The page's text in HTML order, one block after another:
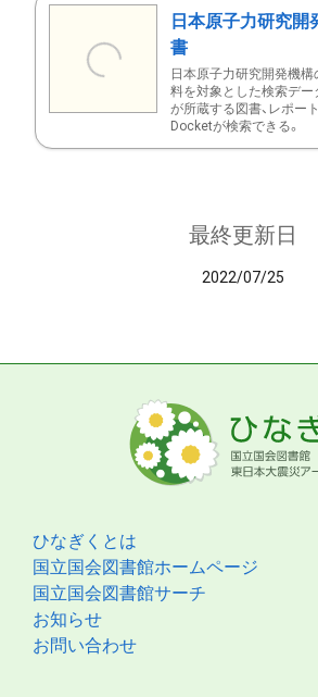
日本原子力研究開
書
日本原子力研究開発機
料を対象とした検索デー
が所蔵する図書、レポート
Docketが検索できる。
最終更新日
2022/07/25
ひなぎくとは
国立国会図書館ホームページ
国立国会図書館サーチ
お知らせ
お問い合わせ